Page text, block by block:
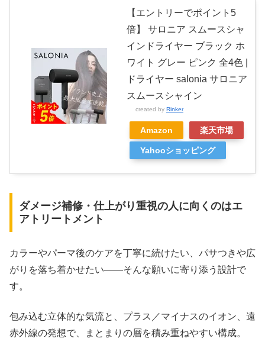
【エントリーでポイント5
倍】 サロニア スムースシャ
インドライヤー ブラック ホ
ワイト グレー ピンク 全4色 |
ドライヤー salonia サロニア
スムースシャイン
created by Rinker
Amazon 楽天市場
Yahooショッピング
ダメージ補修・仕上がり重視の人に向くのはエ
アトリートメント
カラーやパーマ後のケアを丁寧に続けたい、パサつきや広
がりを落ち着かせたい――そんな願いに寄り添う設計で
す。
包み込む立体的な気流と、プラス／マイナスのイオン、遠
赤外線の発想で、まとまりの層を積み重ねやすい構成。